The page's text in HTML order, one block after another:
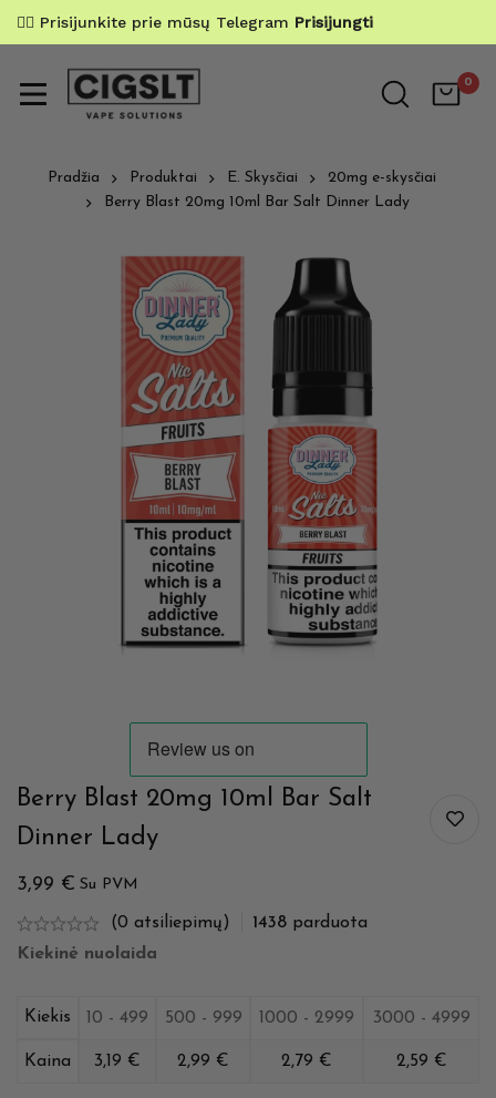
✌🏼 Prisijunkite prie mūsų Telegram Prisijungti
0
Pradžia Produktai E. Skysčiai
20mg e-skysčiai
Berry Blast 20mg 10ml Bar Salt Dinner Lady
Berry Blast 20mg 10ml Bar Salt
Dinner Lady
3,99 € Su PVM
(0 atsiliepimų) 1438 parduota
Kiekinė nuolaida
Kiekis 10 - 499 500 - 999 1000 - 2999 3000 - 4999
Kaina 3,19 € 2,99 € 2,79 € 2,59 €